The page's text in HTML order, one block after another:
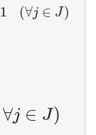
1 (∀j ∈ J)
∀j ∈ J)